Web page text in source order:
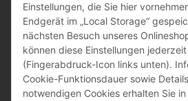
84072 Au i.d. Hallertau
info@bauer-tore.de
Einstellungen, die Sie hier
Endgerät im „Local Storage“
nächsten Besuch unseres
können diese Einstellungen
(Fingerabdruck-Icon links unten).
Cookie-Funktionsdauer sowie
notwendigen Cookies erhalten Sie